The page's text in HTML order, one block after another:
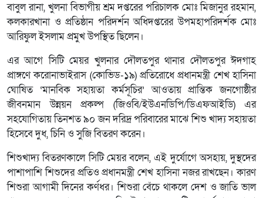
বাবুল রানা, খুলনা বিভাগীয় শ্রম দপ্তরের পরিচালক মোঃ মিজানুর রহমান,
কলকারখানা ও প্রতিষ্ঠান পরিদর্শন অধিদপ্তরের উপমহাপরিদর্শক মোঃ
আরিফুল ইসলাম প্রমুখ উপস্থিত ছিলেন।
এর আগে সিটি মেয়র খুলনার দৌলতপুর থানার দৌলতপুর ঈদগাহ
প্রাঙ্গণে করোনাভাইরাস (কোভিড-১৯) প্রতিরোধে প্রধানমন্ত্রী শেখ হাসিনা
ঘোষিত ‘মানবিক সহায়তা কর্মসূচির’ আওতায় প্রান্তিক জনগোষ্ঠীর
জীবনমান উন্নয়ন প্রকল্প (জিওবি/ইউএনডিপি/ডিএফআইডি) এর
সহযোগিতায় তিনশত ৯০ জন দরিদ্র পরিবারের মাঝে শিশু খাদ্য সহায়তা
হিসেবে দুধ, চিনি ও সুজি বিতরণ করেন।
শিশুখাদ্য বিতরণকালে সিটি মেয়র বলেন, এই দুর্যোগে অসহায়, দুস্থদের
পাশাপাশি শিশুদের প্রতিও প্রধানমন্ত্রী শেখ হাসিনা নজর রাখছেন। কারণ
শিশুরা আগামী দিনের কর্ণধর। শিশুরা বেঁচে থাকলে দেশ ও জাতি ভাল